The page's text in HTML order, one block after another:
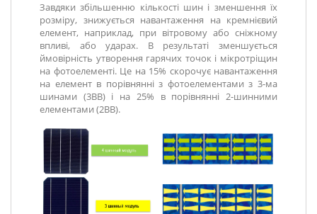
Завдяки збільшенню кількості шин і зменшення їх
розміру, знижується навантаження на кремнієвий
елемент, наприклад, при вітровому або сніжному
впливі, або ударах. В результаті зменшується
ймовірність утворення гарячих точок і мікротріщин
на фотоелементі. Це на 15% скорочує навантаження
на елемент в порівнянні з фотоелементами з 3-ма
шинами (3ВВ) і на 25% в порівнянні 2-шинними
елементами (2ВВ).